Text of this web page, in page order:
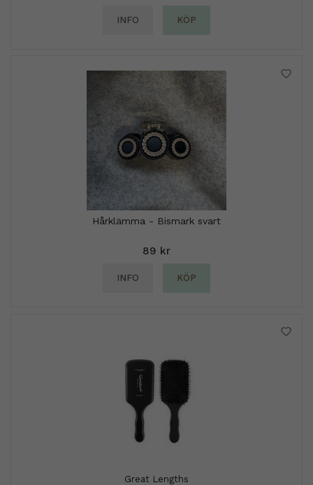
INFO KÖP
Hårklämma - Bismark svart
89 kr
INFO KÖP
Great Lengths